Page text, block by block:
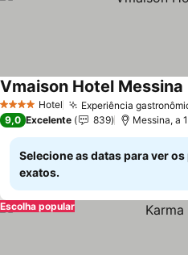
4 EstrelasHotel Experiência
Vmaison Hotel Messina
9,0 Excelente 839 Messina, a
Selecione as datas para ver
exatos.
Escolha popular